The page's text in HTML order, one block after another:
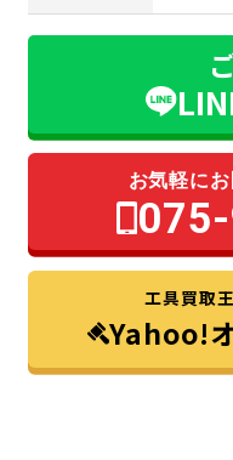
お気軽に
工具買取
Yahoo!